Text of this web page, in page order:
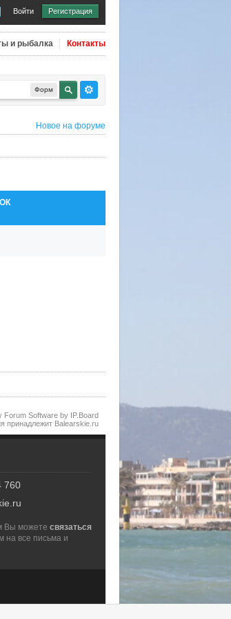
Войти Регистрация
и рыбалка Контакты
Форм
Новое на форуме
Forum Software by IP.Board
принадлежит Balearskie.ru
760
Вы можете связаться
на все письма и